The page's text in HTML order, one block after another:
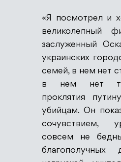
Антиспам от CleanTalk
«Я посмотрел и
великолепный
заслуженный
украинских
семей, в нем нет
в нем нет
проклятия
убийцам. Он
сочувствием,
совсем не
благополучных